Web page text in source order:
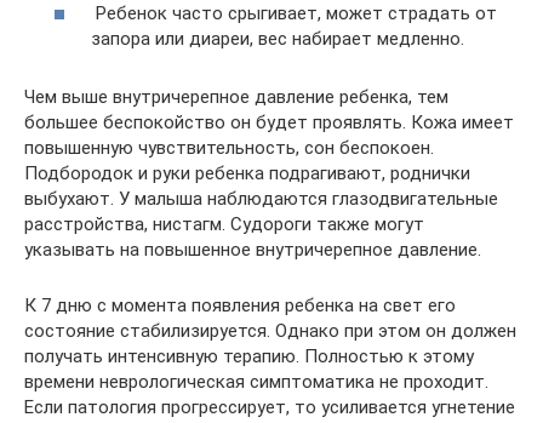
Ребенок часто срыгивает, может страдать от
запора или диареи, вес набирает медленно.
Чем выше внутричерепное давление ребенка, тем
большее беспокойство он будет проявлять. Кожа имеет
повышенную чувствительность, сон беспокоен.
Подбородок и руки ребенка подрагивают, роднички
выбухают. У малыша наблюдаются глазодвигательные
расстройства, нистагм. Судороги также могут
указывать на повышенное внутричерепное давление.
К 7 дню с момента появления ребенка на свет его
состояние стабилизируется. Однако при этом он должен
получать интенсивную терапию. Полностью к этому
времени неврологическая симптоматика не проходит.
Если патология прогрессирует, то усиливается угнетение